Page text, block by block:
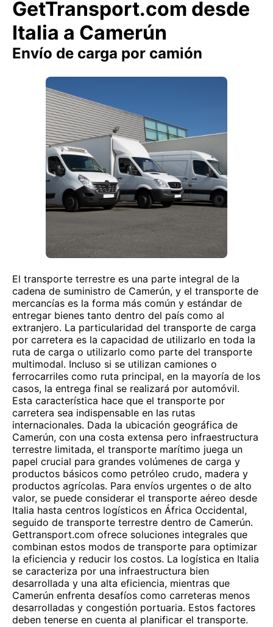
GetTransport.com desde
Italia a Camerún
Envío de carga por camión
El transporte terrestre es una parte integral de la
cadena de suministro de Camerún, y el transporte de
mercancías es la forma más común y estándar de
entregar bienes tanto dentro del país como al
extranjero. La particularidad del transporte de carga
por carretera es la capacidad de utilizarlo en toda la
ruta de carga o utilizarlo como parte del transporte
multimodal. Incluso si se utilizan camiones o
ferrocarriles como ruta principal, en la mayoría de los
casos, la entrega final se realizará por automóvil.
Esta característica hace que el transporte por
carretera sea indispensable en las rutas
internacionales. Dada la ubicación geográfica de
Camerún, con una costa extensa pero infraestructura
terrestre limitada, el transporte marítimo juega un
papel crucial para grandes volúmenes de carga y
productos básicos como petróleo crudo, madera y
productos agrícolas. Para envíos urgentes o de alto
valor, se puede considerar el transporte aéreo desde
Italia hasta centros logísticos en África Occidental,
seguido de transporte terrestre dentro de Camerún.
Gettransport.com ofrece soluciones integrales que
combinan estos modos de transporte para optimizar
la eficiencia y reducir los costos. La logística en Italia
se caracteriza por una infraestructura bien
desarrollada y una alta eficiencia, mientras que
Camerún enfrenta desafíos como carreteras menos
desarrolladas y congestión portuaria. Estos factores
deben tenerse en cuenta al planificar el transporte.